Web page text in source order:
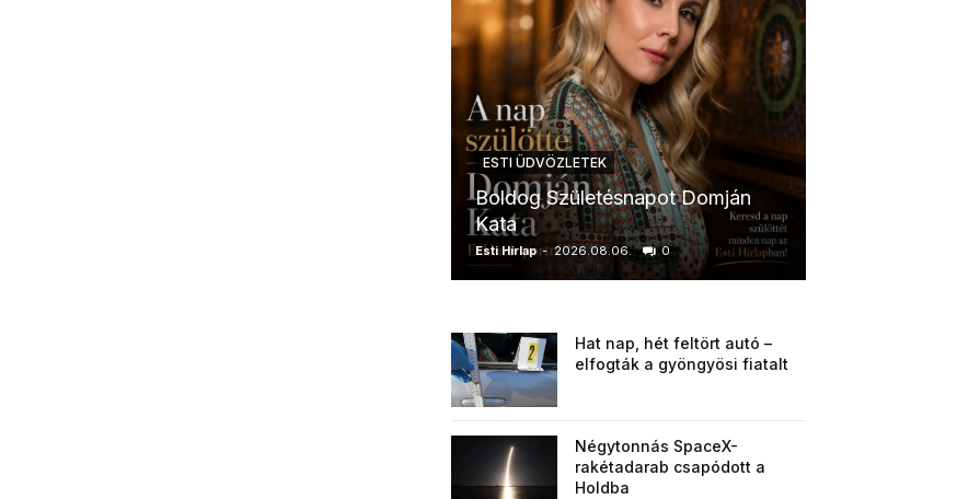
ESTI ÜDVÖZLETEK
Boldog Születésnapot Domján
Kata
Esti Hírlap - 2026.08.06. 0
Hat nap, hét feltört autó –
elfogták a gyöngyösi fiatalt
Négytonnás SpaceX-
rakétadarab csapódott a
Holdba